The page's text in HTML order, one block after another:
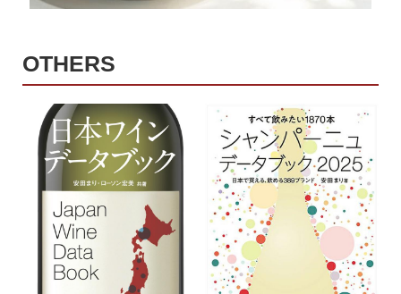
OTHERS